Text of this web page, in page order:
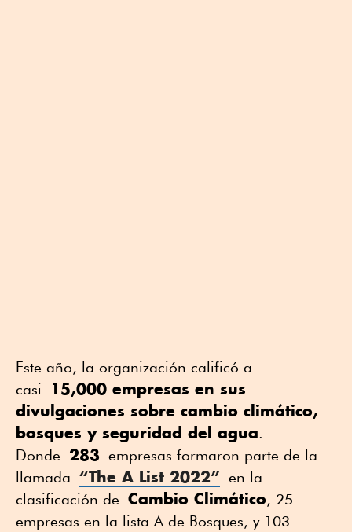
Este año, la organización calificó a
casi
15,000 empresas en sus
divulgaciones sobre cambio climático,
bosques y seguridad del agua.
Donde 283 empresas formaron parte de la
llamada “The A List 2022” en la
clasificación de Cambio Climático, 25
empresas en la lista A de Bosques, y 103